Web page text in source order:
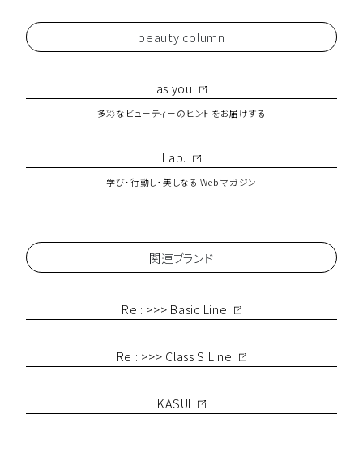
beauty column
as you
多彩なビューティーのヒントをお届けする
Lab.
学び・行動し・美しなる Web マガジン
関連ブランド
Re : >>> Basic Line
Re : >>> Class S Line
KASUI